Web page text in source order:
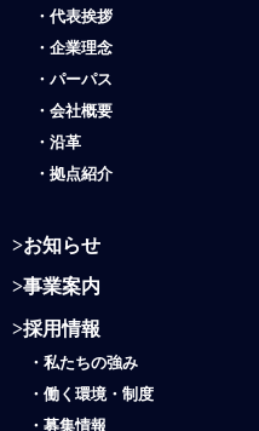
・ 代表挨拶
・ 企業理念
・ パーパス
・ 会社概要
・ 沿革
・ 拠点紹介
>お知らせ
>事業案内
>採用情報
・ 私たちの強み
・働く環境・制度
・ 募集情報